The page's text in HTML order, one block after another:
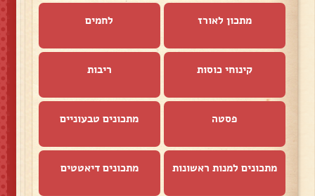
מתכון לאורז לחמים
קינוחי כוסות ריבות
פסטה מתכונים טבעוניים
מתכונים למנות ראשונות מתכונים דיאטטים